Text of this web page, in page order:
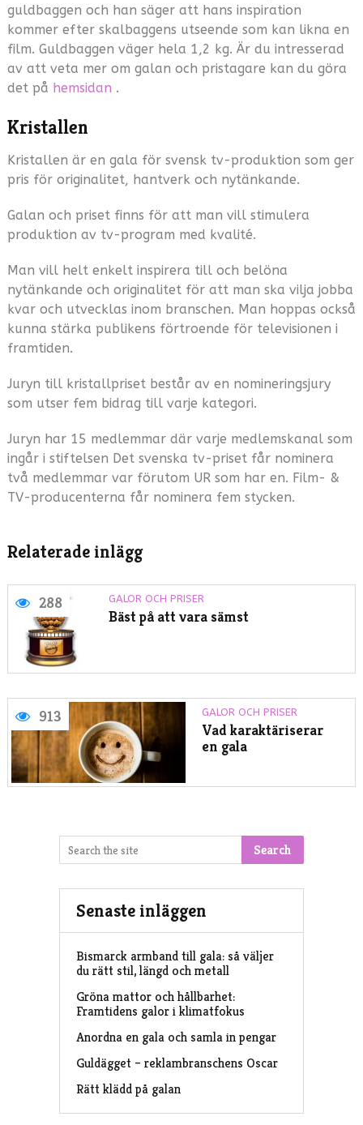
guldbaggen och han säger att hans inspiration
kommer efter skalbaggens utseende som kan likna en
film. Guldbaggen väger hela 1,2 kg. Är du intresserad
av att veta mer om galan och pristagare kan du göra
det på hemsidan .
Kristallen
Kristallen är en gala för svensk tv-produktion som ger
pris för originalitet, hantverk och nytänkande.
Galan och priset finns för att man vill stimulera
produktion av tv-program med kvalité.
Man vill helt enkelt inspirera till och belöna
nytänkande och originalitet för att man ska vilja jobba
kvar och utvecklas inom branschen. Man hoppas också
kunna stärka publikens förtroende för televisionen i
framtiden.
Juryn till kristallpriset består av en nomineringsjury
som utser fem bidrag till varje kategori.
Juryn har 15 medlemmar där varje medlemskanal som
ingår i stiftelsen Det svenska tv-priset får nominera
två medlemmar var förutom UR som har en. Film- &
TV-producenterna får nominera fem stycken.
Relaterade inlägg
288 GALOR OCH PRISER
Bäst på att vara sämst
913 GALOR OCH PRISER
Vad karaktäriserar
en gala
Search
Senaste inläggen
Bismarck armband till gala: så väljer
du rätt stil, längd och metall
Gröna mattor och hållbarhet:
Framtidens galor i klimatfokus
Anordna en gala och samla in pengar
Guldägget – reklambranschens Oscar
Rätt klädd på galan